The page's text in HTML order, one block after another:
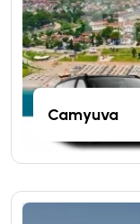
Camyuva